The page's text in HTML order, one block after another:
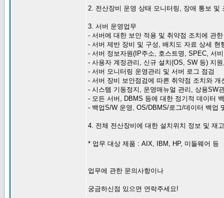
2. 전산장비 운영 상태 모니터링, 장애 통보 및
3. 서버 운영업무
- 서버에 대한 보안 적용 및 취약점 조치에 관
- 서버 제반 장비 및 구성, 배치도 자료 상세 현
- 서버 정보자원(IP주소, 호스트명, SPEC, 서
- 사용자 계정관리, 신규 설치(OS, SW 등) 지
- 서버 모니터링 운영관리 및 서버 로그 점검
- 서버 장비 보안점검에 따른 취약점 조치와 개
- 시스템 기동정지, 운영매뉴얼 관리, 상용SW
- 모든 서버, DBMS 등에 대한 정기적 데이터
- 백업S/W 운영, OS/DBMS/로그/데이터 백업
4. 전체 전산장비에 대한 설치위치 정보 및 재
* 업무 대상 제품 : AIX, IBM, HP, 미들웨어 등
업무에 관한 문의사항이나
궁금하신점 있으면 연락주세요!